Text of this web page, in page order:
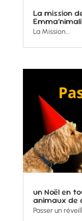
La mission
La Mission...
un Noël en
animaux de
Passer un